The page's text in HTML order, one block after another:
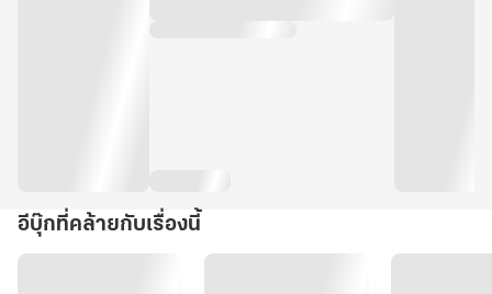
อีบุ๊กที่คล้ายกับเรื่องนี้